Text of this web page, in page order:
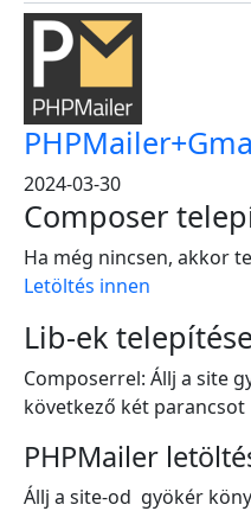
2024-03-30
Composer
Ha még nincsen, akkor
Letöltés innen
Lib-ek telepítése
Composerrel: Állj a site
következő két parancsot
PHPMailer
Állj a site-od gyökér